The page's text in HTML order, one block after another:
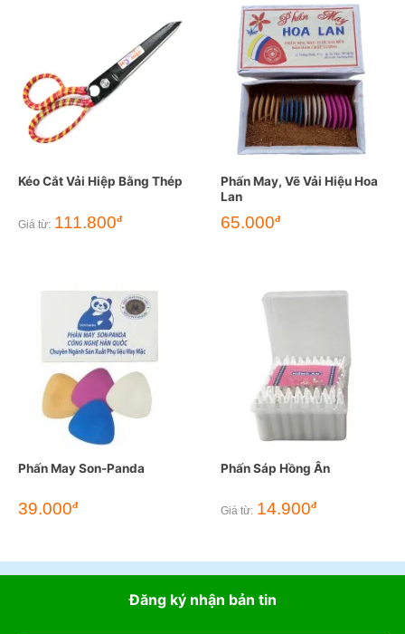
Kéo Cắt Vải Hiệp Bằng Thép
Giá từ: 111.800đ
Phấn May, Vẽ Vải Hiệu Hoa
Lan
65.000đ
Phấn May Son-Panda
39.000đ
Phấn Sáp Hồng Ân
Giá từ: 14.900đ
Đăng ký nhận bản tin